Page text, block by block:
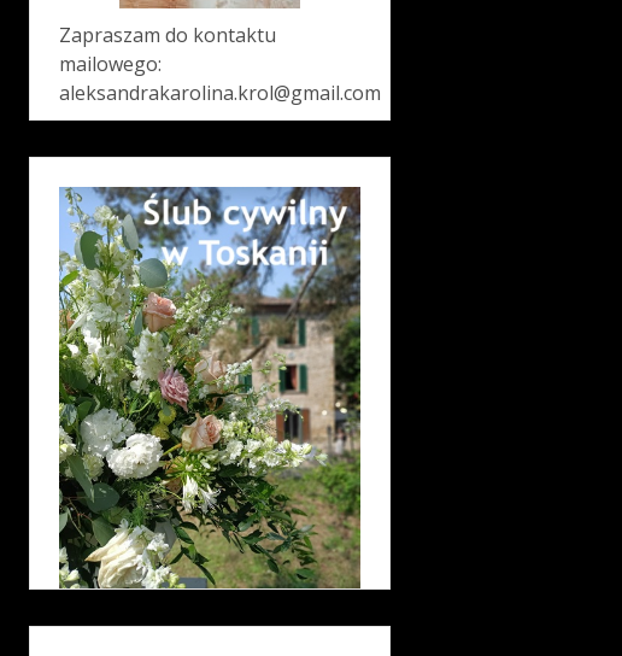
Zapraszam do kontaktu
mailowego:
aleksandrakarolina.krol@gmail.com